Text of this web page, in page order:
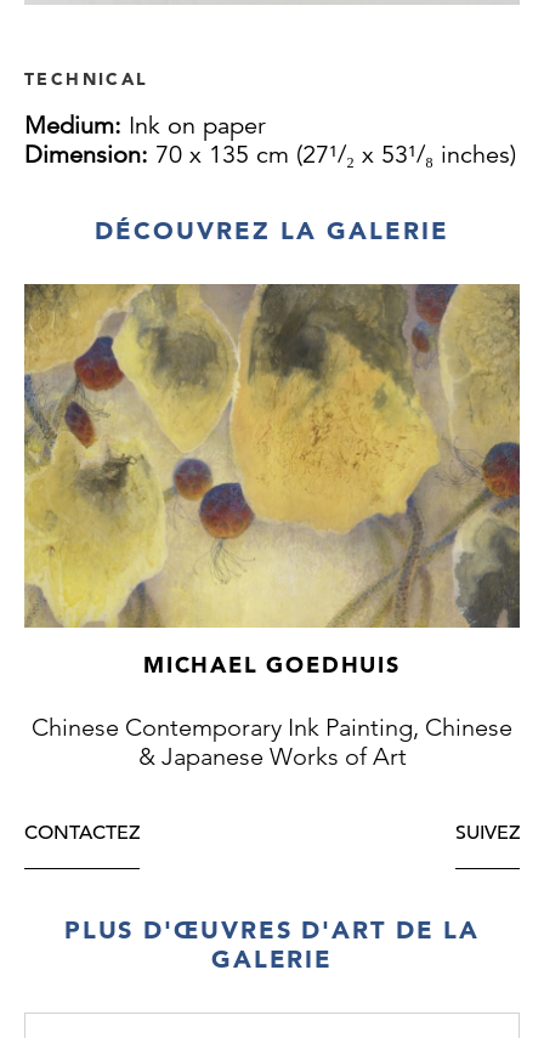
TECHNICAL
Medium: Ink on paper
Dimension: 70 x 135 cm (27¹/₂ x 53¹/₈ inches)
DÉCOUVREZ LA GALERIE
MICHAEL GOEDHUIS
Chinese Contemporary Ink Painting, Chinese
& Japanese Works of Art
CONTACTEZ SUIVEZ
PLUS D'ŒUVRES D'ART DE LA
GALERIE